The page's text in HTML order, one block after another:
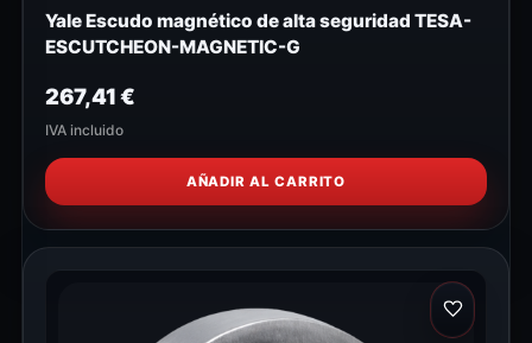
Yale Escudo magnético de alta seguridad TESA-
ESCUTCHEON-MAGNETIC-G
267,41€
IVA incluido
AÑADIR AL CARRITO